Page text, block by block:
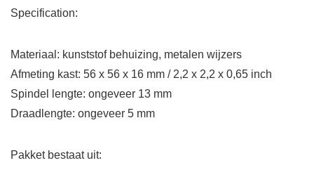
Specification:
Materiaal: kunststof behuizing, metalen wijzers
Afmeting kast: 56 x 56 x 16 mm / 2,2 x 2,2 x 0,65 inch
Spindel lengte: ongeveer 13 mm
Draadlengte: ongeveer 5 mm
Pakket bestaat uit: